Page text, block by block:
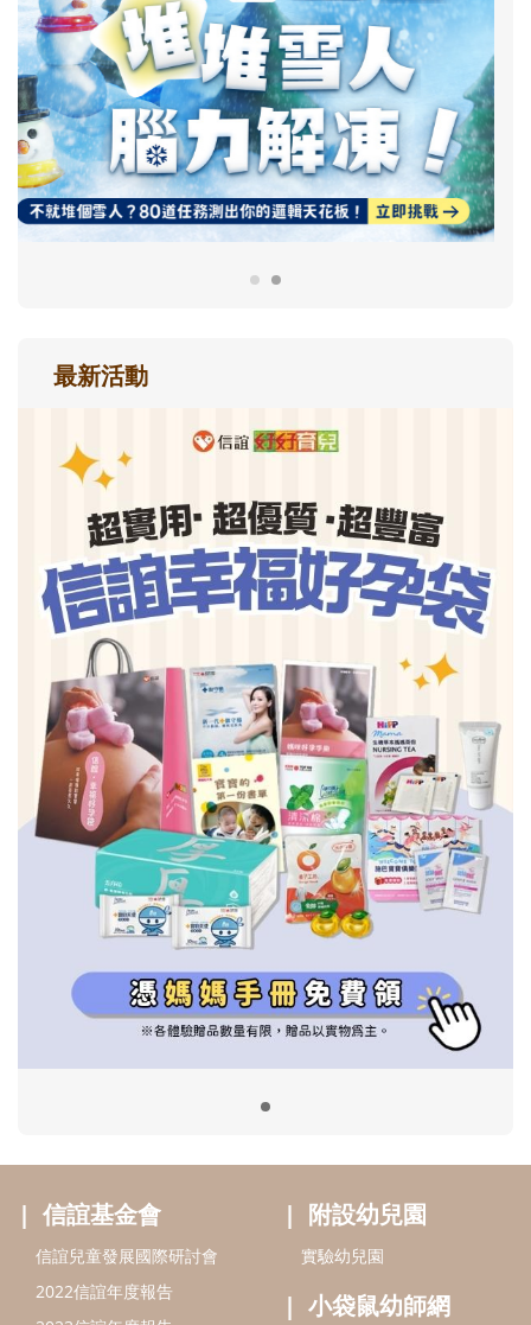
最新活動
信誼基金會
2022信誼年度報告
2023信誼年度報告
2024信誼年度報告
好孕袋
分齡育兒電子報
線上教養諮詢
附設幼兒園
小袋鼠幼師網